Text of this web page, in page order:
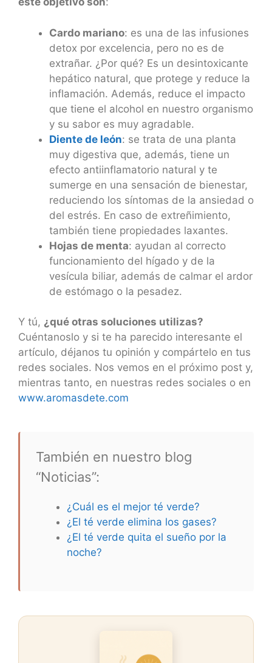
Cardo mariano: es una de las infusiones
detox por excelencia, pero no es de
extrañar. ¿Por qué? Es un desintoxicante
hepático natural, que protege y reduce la
inflamación. Además, reduce el impacto
que tiene el alcohol en nuestro organismo
y su sabor es muy agradable.
Diente de león: se trata de una planta
muy digestiva que, además, tiene un
efecto antiinflamatorio natural y te
sumerge en una sensación de bienestar,
reduciendo los síntomas de la ansiedad o
del estrés. En caso de extreñimiento,
también tiene propiedades laxantes.
Hojas de menta: ayudan al correcto
funcionamiento del hígado y de la
vesícula biliar, además de calmar el ardor
de estómago o la pesadez.
Y tú, ¿qué otras soluciones utilizas?
Cuéntanoslo y si te ha parecido interesante el
artículo, déjanos tu opinión y compártelo en tus
redes sociales. Nos vemos en el próximo post y,
mientras tanto, en nuestras redes sociales o en
www.aromasdete.com
También en nuestro blog
“Noticias”:
¿Cuál es el mejor té verde?
¿El té verde elimina los gases?
¿El té verde quita el sueño por la
noche?